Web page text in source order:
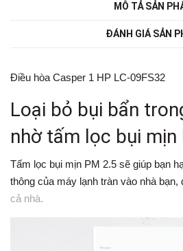
MÔ TẢ SẢN
ĐÁNH GIÁ SẢN
Điều hòa Casper 1 HP LC-09FS32
Loại bỏ bụi bẩn
nhờ tấm lọc bụi mịn
Tấm lọc bụi mịn PM 2.5 sẽ giúp bạn
thông của máy lạnh tràn vào nhà
cả nhà.